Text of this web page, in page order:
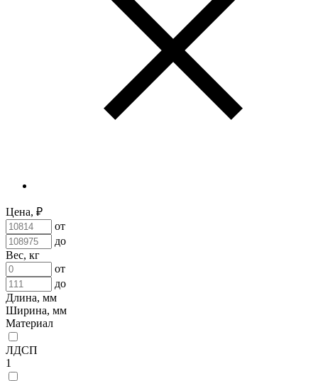
Цена, ₽
от
до
Вес, кг
от
до
Длина, мм
Ширина, мм
Материал
ЛДСП
1